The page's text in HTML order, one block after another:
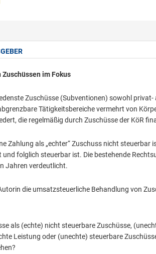
im Fokus
Zuschüsse (Subventionen) sowohl
Tätigkeitsbereiche vermehrt von
die regelmäßig durch Zuschüsse der KöR
Zahlung als „echter“ Zuschuss nicht steuerbar
folglich steuerbar ist. Die bestehende
Jahren verdeutlicht.
die umsatzsteuerliche Behandlung von
als (echte) nicht steuerbare Zuschüsse,
Leistung oder (unechte) steuerbare